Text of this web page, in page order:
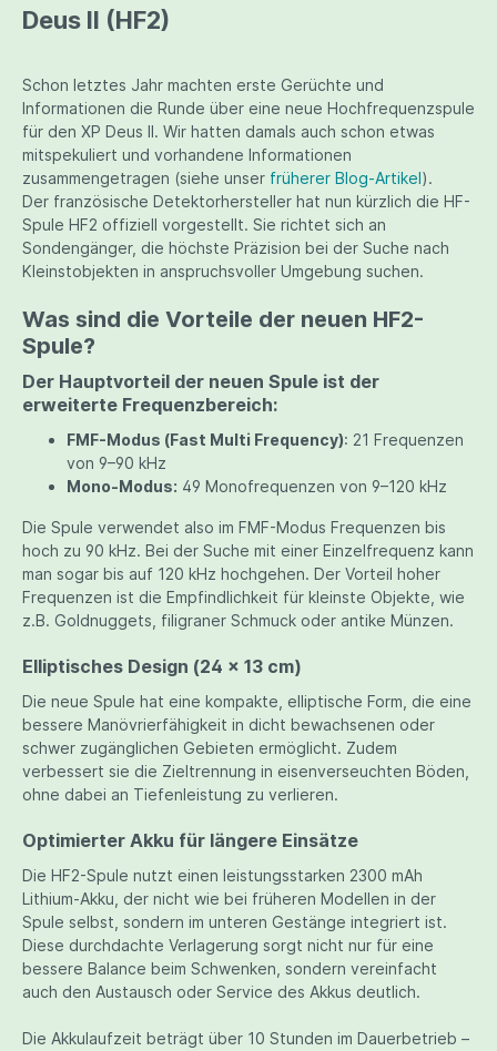
Deus II (HF2)
Schon letztes Jahr machten erste Gerüchte und
Informationen die Runde über eine neue Hochfrequenzspule
für den XP Deus II. Wir hatten damals auch schon etwas
mitspekuliert und vorhandene Informationen
zusammengetragen (siehe unser früherer Blog-Artikel ).
Der französische Detektorhersteller hat nun kürzlich die HF-
Spule HF2 offiziell vorgestellt. Sie richtet sich an
Sondengänger, die höchste Präzision bei der Suche nach
Kleinstobjekten in anspruchsvoller Umgebung suchen.
Was sind die Vorteile der neuen HF2-
Spule?
Der Hauptvorteil der neuen Spule ist der
erweiterte Frequenzbereich:
FMF-Modus (Fast Multi Frequency): 21 Frequenzen
von 9–90 kHz
Mono-Modus: 49 Monofrequenzen von 9–120 kHz
Die Spule verwendet also im FMF-Modus Frequenzen bis
hoch zu 90 kHz. Bei der Suche mit einer Einzelfrequenz kann
man sogar bis auf 120 kHz hochgehen. Der Vorteil hoher
Frequenzen ist die Empfindlichkeit für kleinste Objekte, wie
z.B. Goldnuggets, filigraner Schmuck oder antike Münzen.
Elliptisches Design (24 × 13 cm)
Die neue Spule hat eine kompakte, elliptische Form, die eine
bessere Manövrierfähigkeit in dicht bewachsenen oder
schwer zugänglichen Gebieten ermöglicht. Zudem
verbessert sie die Zieltrennung in eisenverseuchten Böden,
ohne dabei an Tiefenleistung zu verlieren.
Optimierter Akku für längere Einsätze
Die HF2-Spule nutzt einen leistungsstarken 2300 mAh
Lithium-Akku, der nicht wie bei früheren Modellen in der
Spule selbst, sondern im unteren Gestänge integriert ist.
Diese durchdachte Verlagerung sorgt nicht nur für eine
bessere Balance beim Schwenken, sondern vereinfacht
auch den Austausch oder Service des Akkus deutlich.
Die Akkulaufzeit beträgt über 10 Stunden im Dauerbetrieb –